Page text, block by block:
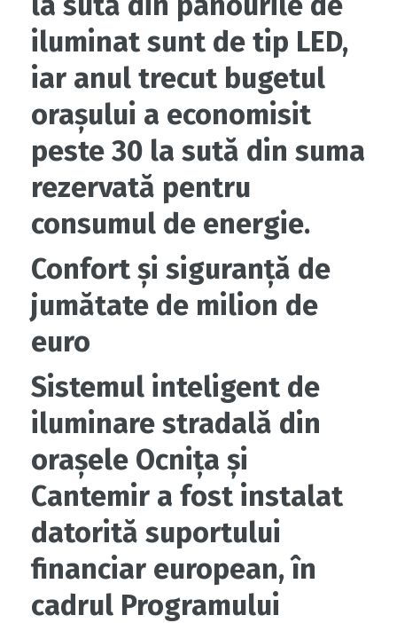
iluminat sunt de tip LED,
iar anul trecut bugetul
orașului a economisit
peste 30 la sută din suma
rezervată pentru
consumul de energie.
Confort și siguranță de
jumătate de milion de
euro
Sistemul inteligent de
iluminare stradală din
orașele Ocnița și
Cantemir a fost instalat
datorită suportului
financiar european, în
cadrul Programului